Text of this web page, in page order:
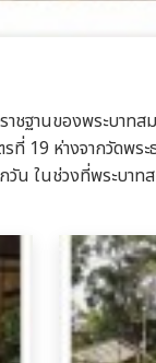
ฐานของพระบาท
ที่ 19 ห่างจากวัดพร
ในช่วงที่พระบาทส